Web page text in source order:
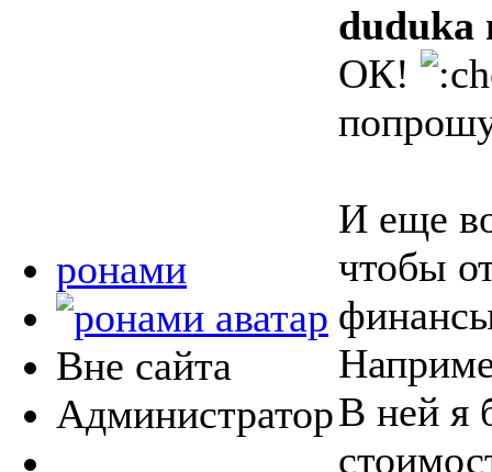
ронами
Вне сайта
Администратор
duduka
ОК!
И еще
чтобы
В ней я